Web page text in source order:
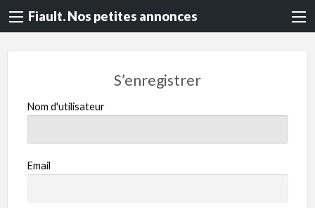
Fiault. Nos petites annonces
S’enregistrer
Nom d'utilisateur
Email